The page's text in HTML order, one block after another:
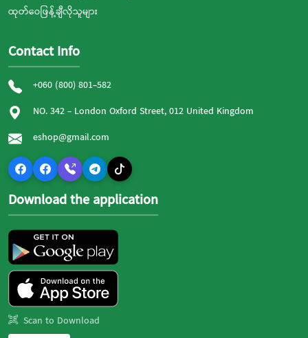
ထုတ်ဝေဖြန့်ချီလိုသူများ
Contact Info
+060 (800) 801-582
NO. 342 - London Oxford Street, 012 United Kingdom
eshop@gmail.com
Download the application
Scan to Download